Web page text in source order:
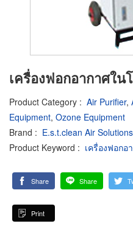
เครื่องฟอกอากาศใน
Product Category : Air Purifier,
Equipment, Ozone Equipment
Brand : E.s.t.clean Air
Product Keyword : เครื่องฟอกอ
Share Share
Print